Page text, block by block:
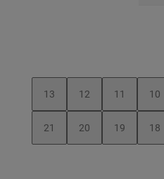
10
11
12
13
18
19
20
21